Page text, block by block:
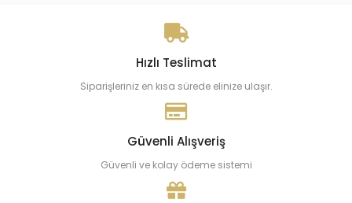
Hızlı Teslimat
Siparişleriniz en kısa sürede elinize ulaşır.
Güvenli Alışveriş
Güvenli ve kolay ödeme sistemi